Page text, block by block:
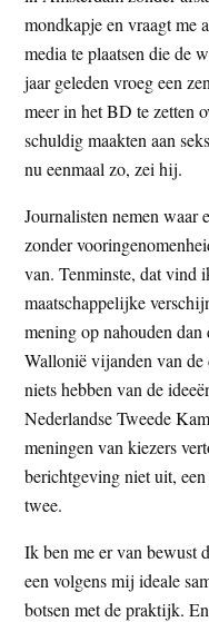
mondkapje en vraagt me
media te plaatsen die de
jaar geleden vroeg een
meer in het BD te zetten
schuldig maakten aan
nu eenmaal zo, zei hij.
Journalisten nemen waar
zonder
van. Tenminste, dat vind
maatschappelijke
mening op nahouden
Wallonië vijanden van
niets hebben van de
Nederlandse Tweede
meningen van kiezers
berichtgeving niet uit,
twee.
Ik ben me er van bewust
een volgens mij ideale
botsen met de praktijk.